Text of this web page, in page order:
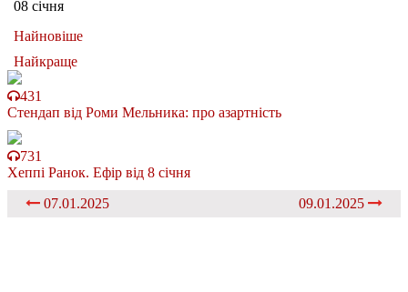
08 січня
Найновіше
Найкраще
431
Стендап від Роми Мельника: про азартність
731
Хеппі Ранок. Ефір від 8 січня
07.01.2025
09.01.2025